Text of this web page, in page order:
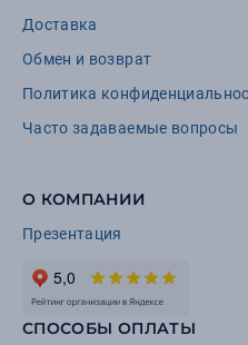
Доставка
Обмен и возврат
Политика
Часто задаваемые вопросы
О КОМПАНИИ
Презентация
СПОСОБЫ ОПЛАТЫ